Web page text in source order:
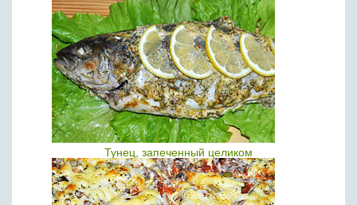
Тунец, запеченный целиком